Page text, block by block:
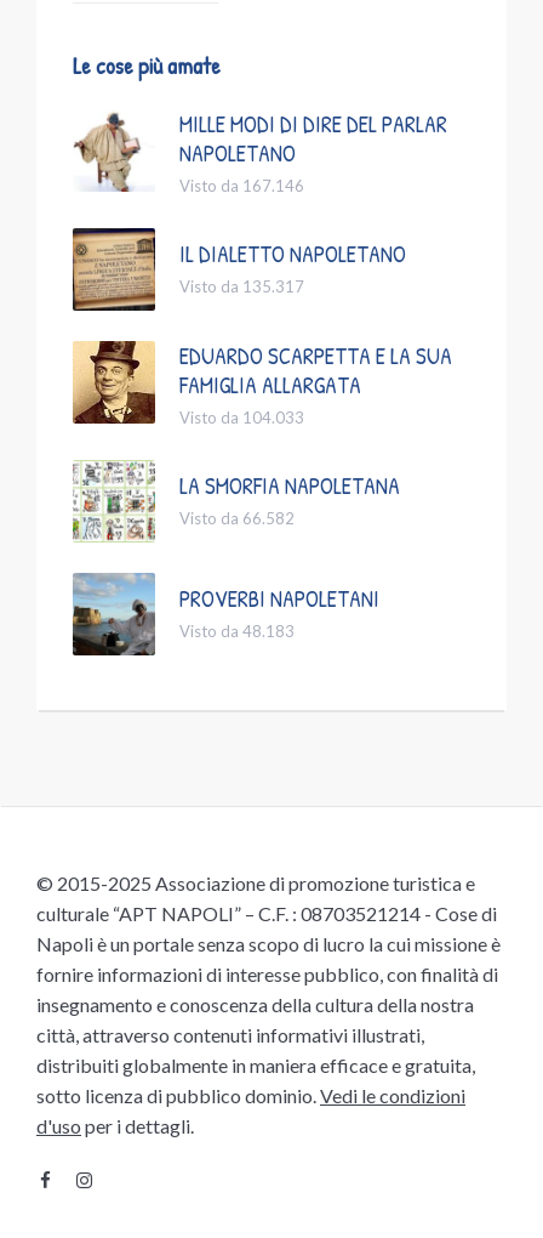
Le cose più amate
MILLE MODI DI DIRE DEL PARLAR
NAPOLETANO
Visto da 167.146
IL DIALETTO NAPOLETANO
Visto da 135.317
EDUARDO SCARPETTA E LA SUA
FAMIGLIA ALLARGATA
Visto da 104.033
LA SMORFIA NAPOLETANA
Visto da 66.582
PROVERBI NAPOLETANI
Visto da 48.183
© 2015-2025 Associazione di promozione turistica e
culturale “APT NAPOLI” – C.F. : 08703521214 - Cose di
Napoli è un portale senza scopo di lucro la cui missione è
fornire informazioni di interesse pubblico, con finalità di
insegnamento e conoscenza della cultura della nostra
città, attraverso contenuti informativi illustrati,
distribuiti globalmente in maniera efficace e gratuita,
sotto licenza di pubblico dominio. Vedi le condizioni
d'uso per i dettagli.